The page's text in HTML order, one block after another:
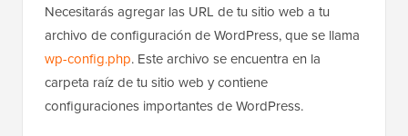
Necesitarás agregar las URL de tu sitio web a tu
archivo de configuración de WordPress, que se llama
wp-config.php. Este archivo se encuentra en la
carpeta raíz de tu sitio web y contiene
configuraciones importantes de WordPress.